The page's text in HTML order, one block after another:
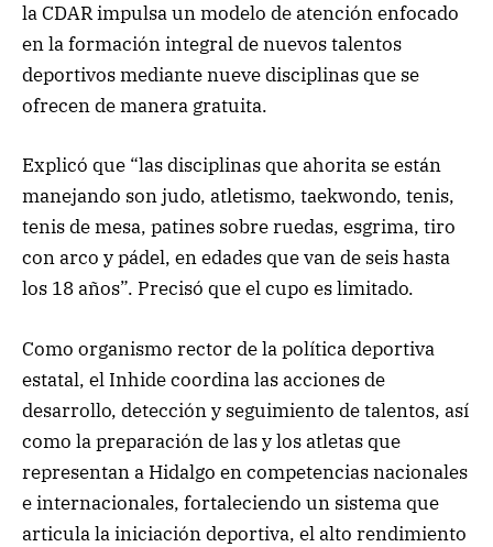
la CDAR impulsa un modelo de atención enfocado
en la formación integral de nuevos talentos
deportivos mediante nueve disciplinas que se
ofrecen de manera gratuita.
Explicó que “las disciplinas que ahorita se están
manejando son judo, atletismo, taekwondo, tenis,
tenis de mesa, patines sobre ruedas, esgrima, tiro
con arco y pádel, en edades que van de seis hasta
los 18 años”. Precisó que el cupo es limitado.
Como organismo rector de la política deportiva
estatal, el Inhide coordina las acciones de
desarrollo, detección y seguimiento de talentos, así
como la preparación de las y los atletas que
representan a Hidalgo en competencias nacionales
e internacionales, fortaleciendo un sistema que
articula la iniciación deportiva, el alto rendimiento